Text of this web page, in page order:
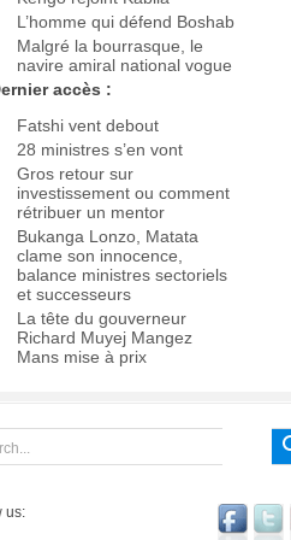
L’homme qui défend Boshab
Malgré la bourrasque, le
navire amiral national vogue
accès :
Fatshi vent debout
28 ministres s’en vont
Gros retour sur
investissement ou comment
rétribuer un mentor
Bukanga Lonzo, Matata
clame son innocence,
balance ministres sectoriels
et successeurs
La tête du gouverneur
Richard Muyej Mangez
Mans mise à prix
us: